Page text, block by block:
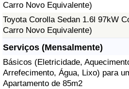
Carro Novo Equivalente)
Toyota Corolla Sedan 1.6l 97kW
Carro Novo Equivalente)
Serviços (Mensalmente)
Básicos (Eletricidade,
Arrefecimento, Água, Lixo) para
Apartamento de 85m2